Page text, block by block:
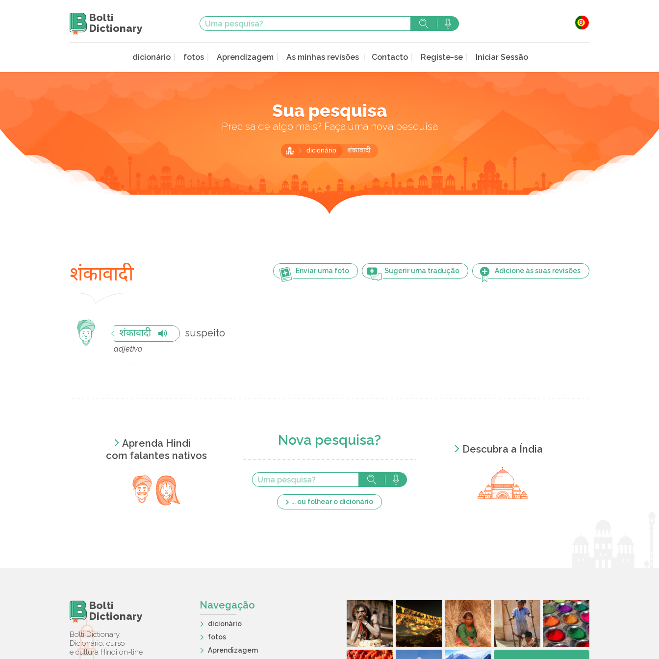
Bolti
Dictionary
dicionário fotos Aprendizagem As minhas revisões Contacto Registe-se Iniciar Sessão
Sua pesquisa
Precisa de algo mais? Faça uma nova pesquisa
dicionário शंकावादी
Enviar uma foto Sugerir uma tradução Adicione às suas revisões
शंकावादी
शंकावादी suspeito
adjetivo
Aprenda Hindi
com falantes nativos
Nova pesquisa?
... ou folhear o dicionário
Descubra a Índia
Bolti
Dictionary
Bolti Dictionary,
Dicionário, curso
e cultura Hindi on-line
Navegação
dicionário
fotos
Aprendizagem